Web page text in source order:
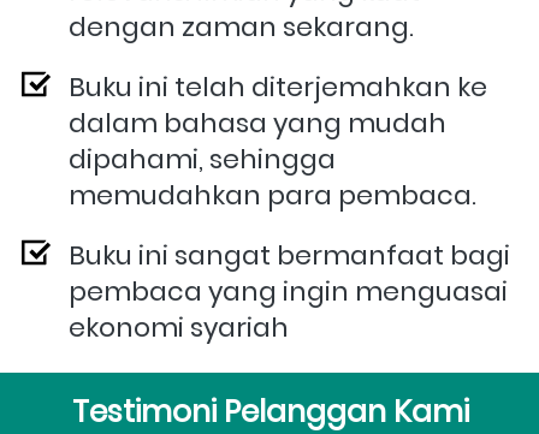
dengan zaman sekarang.
Buku ini telah diterjemahkan ke
dalam bahasa yang mudah
dipahami, sehingga
memudahkan para pembaca.
Buku ini sangat bermanfaat bagi
pembaca yang ingin menguasai
ekonomi syariah
Testimoni Pelanggan Kami